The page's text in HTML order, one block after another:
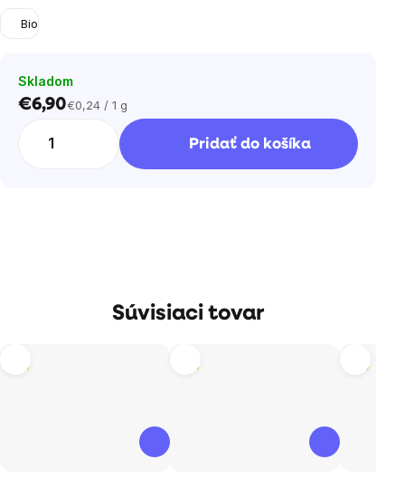
Bio
Skladom
€6,90Jednotková
€0,24 / 1 g
Pridať do košíka
Súvisiaci tovar